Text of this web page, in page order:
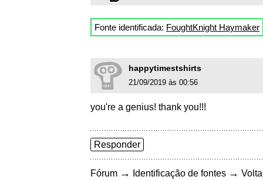
Fonte identificada: FoughtKnight Haymaker
happytimestshirts
21/09/2019 às 00:56
you're a genius! thank you!!!
Responder
Fórum → Identificação de fontes →